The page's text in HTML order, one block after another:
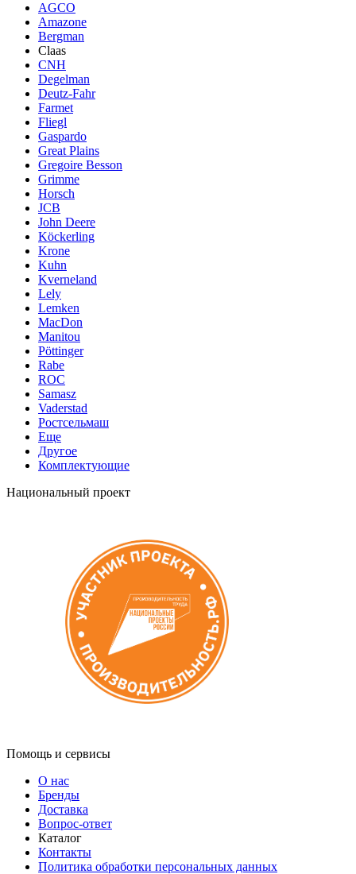
AGCO
Amazone
Bergman
Claas
CNH
Degelman
Deutz-Fahr
Farmet
Fliegl
Gaspardo
Great Plains
Gregoire Besson
Grimme
Horsch
JCB
John Deere
Köckerling
Krone
Kuhn
Kverneland
Lely
Lemken
MacDon
Manitou
Pöttinger
Rabe
ROC
Samasz
Vaderstad
Ростсельмаш
Еще
Другое
Комплектующие
Национальный проект
Помощь и сервисы
О нас
Бренды
Доставка
Вопрос-ответ
Каталог
Контакты
Политика обработки персональных данных